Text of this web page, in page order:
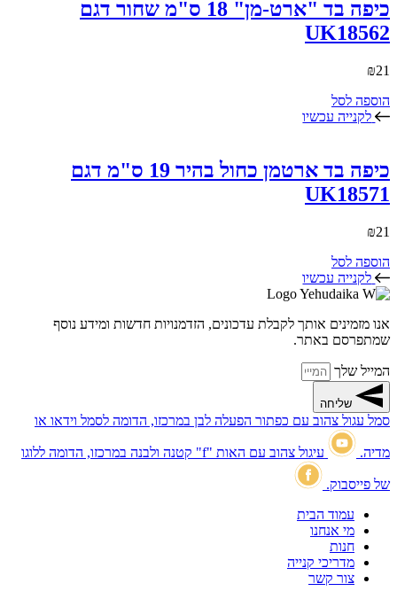
כיפה בד "ארט-מן" 18 ס"מ שחור דגם
UK18562
₪21
הוספה לסל
לקנייה עכשיו
כיפה בד ארטמן כחול בהיר 19 ס"מ דגם
UK18571
₪21
הוספה לסל
לקנייה עכשיו
אנו מזמינים אותך לקבלת עדכונים, הזדמנויות חדשות ומידע נוסף
שמתפרסם באתר.
המייל שלך
שליחה
סמל עגול צהוב עם כפתור הפעלה לבן במרכזו, הדומה לסמל וידאו או
מדיה. עיגול צהוב עם האות "f" קטנה ולבנה במרכזו, הדומה ללוגו
של פייסבוק.
עמוד הבית
מי אנחנו
חנות
מדריכי קנייה
צור קשר